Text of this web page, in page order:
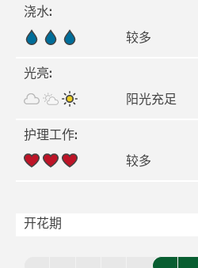
浇水:
较多
光亮:
阳光充足
护理工作:
较多
开花期